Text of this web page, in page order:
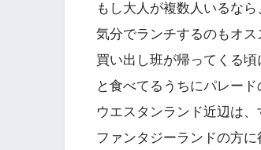
もし大人が複数人いるな
気分でランチするのもオス
買い出し班が帰ってくる
と食べてるうちにパレード
ウエスタンランド近辺は
ファンタジーランドの方